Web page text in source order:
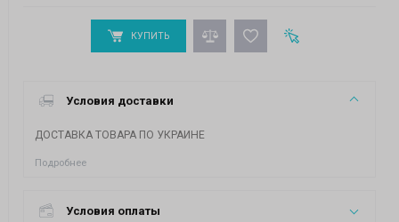
КУПИТЬ
Условия доставки
ДОСТАВКА ТОВАРА ПО УКРАИНЕ
Подробнее
Условия оплаты